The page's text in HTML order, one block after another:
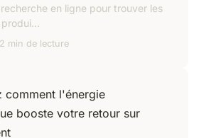
en ligne pour trouver les
2 min de lecture